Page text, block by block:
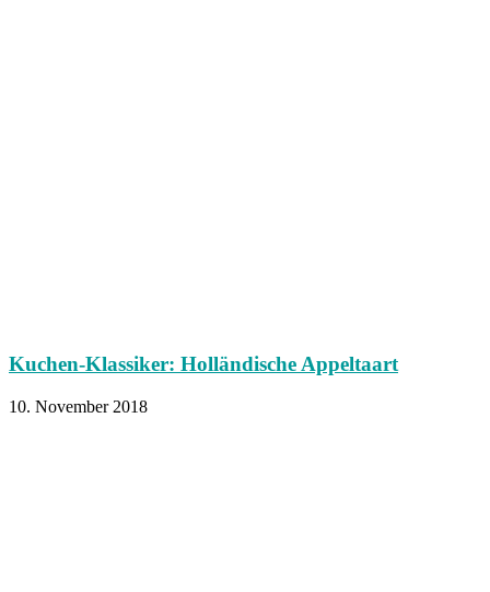
Kuchen-Klassiker: Holländische Appeltaart
10. November 2018